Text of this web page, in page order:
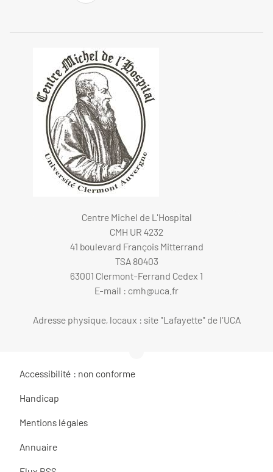
Centre Michel de L'Hospital
CMH UR 4232
41 boulevard François Mitterrand
TSA 80403
63001 Clermont-Ferrand Cedex 1
E-mail : cmh@uca.fr
Adresse physique, locaux : site "Lafayette" de l'UCA
Accessibilité : non conforme
Handicap
Mentions légales
Annuaire